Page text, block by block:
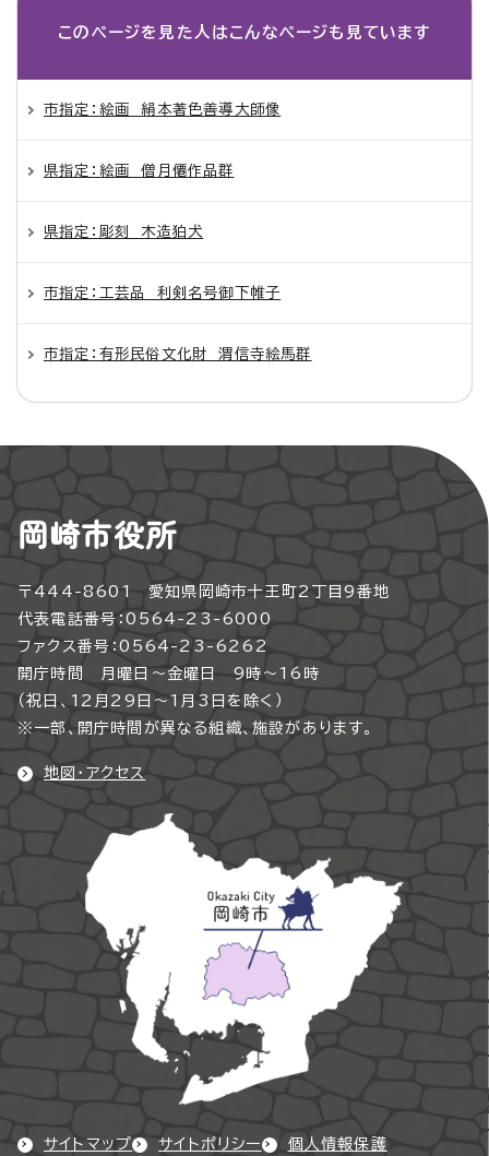
このページを見た人は こんなページも見ています
市指定：絵画 絹本著色善導大師像
県指定：絵画 僧月僊作品群
県指定：彫刻 木造狛犬
市指定：工芸品 利剣名号御下帷子
市指定：有形民俗文化財 渭信寺絵馬群
岡崎市役所
〒444-8601 愛知県岡崎市十王町2丁目9番地
代表電話番号：0564-23-6000
ファクス番号：0564-23-6262
開庁時間 月曜日～金曜日 9時～16時
（祝日、12月29日～1月3日を除く）
※一部、開庁時間が異なる組織、施設があります。
地図・アクセス
サイトマップ サイトポリシー 個人情報保護